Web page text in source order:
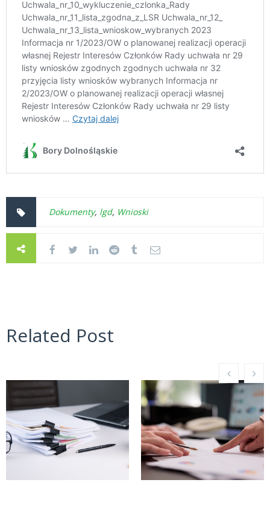
Dokumenty, lgd, Wnioski
Related Post